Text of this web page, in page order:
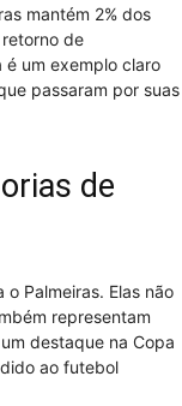
mantém 2% dos
de
é um exemplo claro
passaram por suas
de
Palmeiras. Elas não
representam
destaque na Copa
ao futebol